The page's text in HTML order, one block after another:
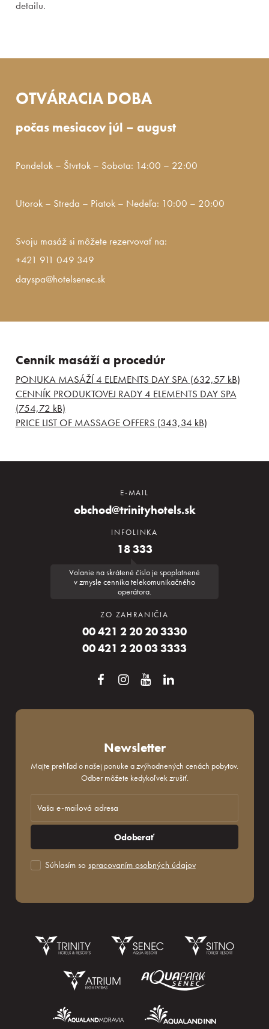
O nás
detailu.
OTVÁRACIA DOBA
počas mesiacov júl – august
Pondelok – Štvrtok – Sobota: 14:00 – 22:00
Utorok – Streda – Piatok – Nedeľa: 10:00 – 20:00
Svoju masáž si môžete rezervovať na:
+421 911 049 349
dayspa@hotelsenec.sk
Cenník masáží a procedúr
PONUKA MASÁŽÍ 4 ELEMENTS DAY SPA(632,57 kB)
CENNÍK PRODUKTOVEJ RADY 4 ELEMENTS DAY SPA
(754,72 kB)
PRICE LIST OF MASSAGE OFFERS (343,34 kB)
E-MAIL
obchod@trinityhotels.sk
INFOLINKA
18 333
Volanie na skrátené číslo je spoplatnené
v zmysle cenníka telekomunikačného
operátora.
ZO ZAHRANIČIA
00 421 2 20 20 3330
00 421 2 20 03 3333
Newsletter
Majte prehľad o našej ponuke a zvýhodnených cenách pobytov.
Odber môžete kedykoľvek zrušiť.
Odoberať
Súhlasím so spracovaním osobných údajov